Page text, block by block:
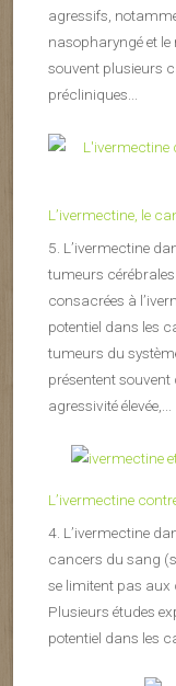
agressifs,
nasopharyngé et
souvent plusieurs
précliniques...
L’ivermectine, le
5. L’ivermectine
tumeurs
consacrées à
potentiel dans les
tumeurs du
présentent
agressivité élevée,...
L’ivermectine
4. L’ivermectine
cancers du sang
se limitent pas aux
Plusieurs études
potentiel dans les